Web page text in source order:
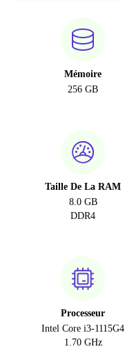
Mémoire
256 GB
Taille De La RAM
8.0 GB
DDR4
Processeur
Intel Core i3-1115G4
1.70 GHz